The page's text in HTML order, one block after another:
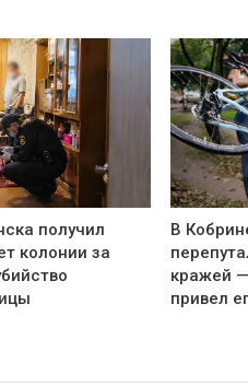
получил
колонии за
В
кражей
привел